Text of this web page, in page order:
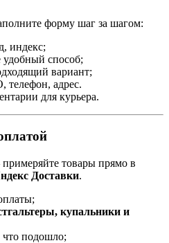
форму шаг за шагом:
индекс;
способ;
вариант;
адрес.
для курьера.
товары прямо в
Доставки.
купальники и
что подошло;